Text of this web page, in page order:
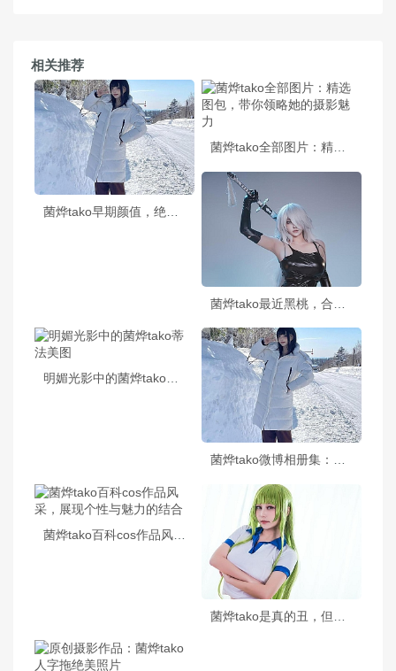
相关推荐
菌烨tako早期颜值，绝美摄影作品大曝光，干货满满的图包分享
菌烨tako全部图片：精选图包，带你领略她的摄影魅力
明媚光影中的菌烨tako蒂法美图
菌烨tako微博相册集：精心摄影摄影作品分享
菌烨tako百科cos作品风采，展现个性与魅力的结合